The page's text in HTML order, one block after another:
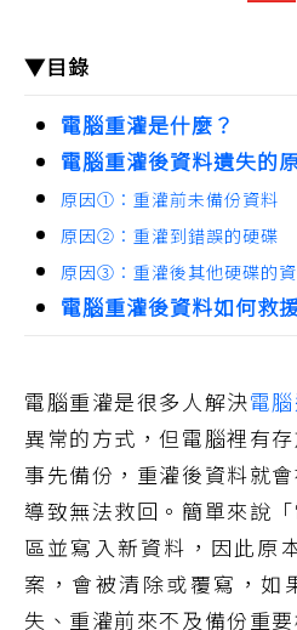
▼目錄
電腦重灌是什麼？
電腦重灌後資料遺失的
原因①：重灌前未備份資料
原因②：重灌到錯誤的硬碟
原因③：重灌後其他硬碟的
電腦重灌後資料如何救
電腦重灌是很多人解決電
異常的方式，但電腦裡有
事先備份，重灌後資料就
導致無法救回。簡單來說
區並寫入新資料，因此原
案，會被清除或覆寫，如
失、重灌前來不及備份重